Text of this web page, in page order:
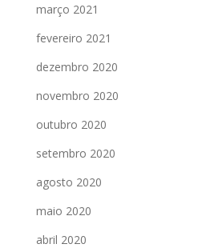
março 2021
fevereiro 2021
dezembro 2020
novembro 2020
outubro 2020
setembro 2020
agosto 2020
maio 2020
abril 2020